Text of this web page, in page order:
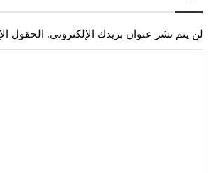
لن يتم نشر عنوان بريدك الإلكتروني. الحقول